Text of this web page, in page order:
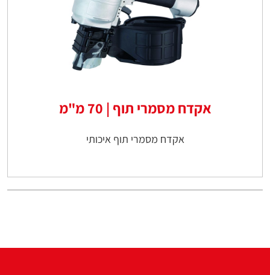
אקדח מסמרי תוף | 70 מ"מ
אקדח מסמרי תוף איכותי